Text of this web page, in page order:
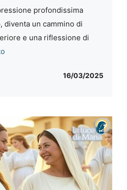
profondissima
diventa un cammino di
e una riflessione di
16/03/2025